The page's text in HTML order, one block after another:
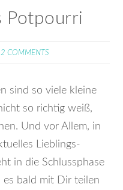
Potpourri
2 COMMENTS
sind so viele kleine
so richtig weiß,
Und vor Allem, in
Lieblings-
in die Schlussphase
bald mit Dir teilen